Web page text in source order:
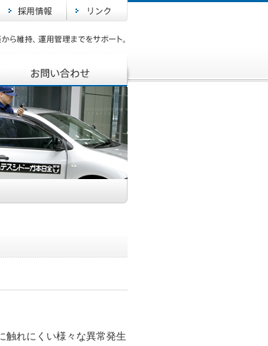
触れにくい様々な異常発生